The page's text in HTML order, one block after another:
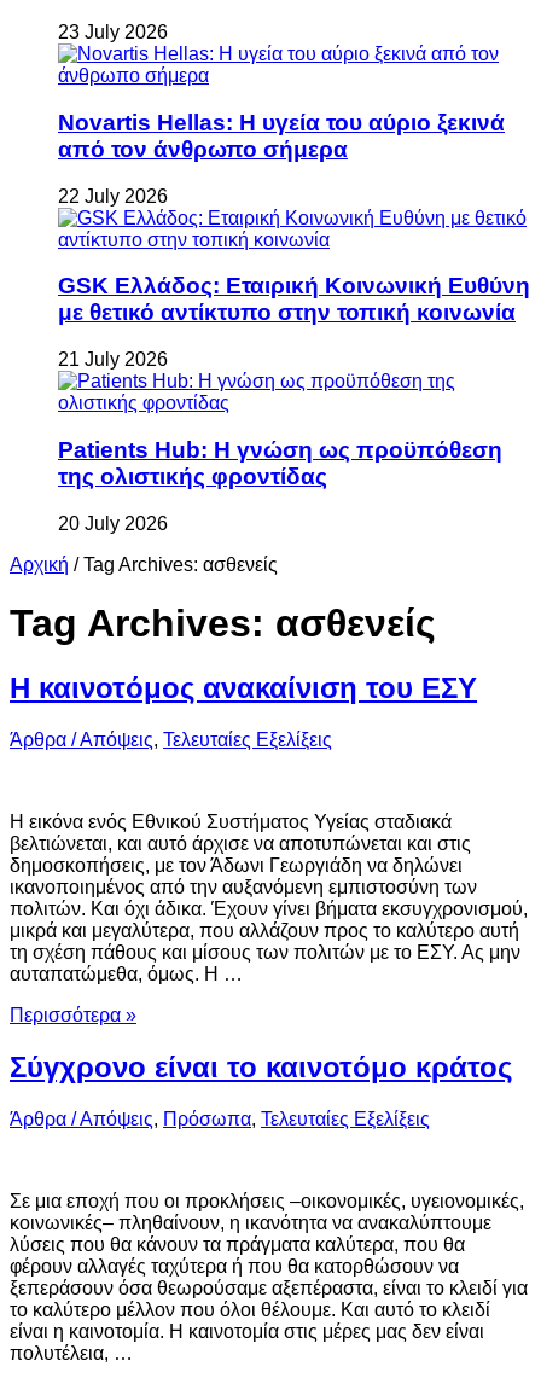
23 July 2026
Novartis Hellas: Η υγεία του αύριο ξεκινά
από τον άνθρωπο σήμερα
22 July 2026
GSK Ελλάδος: Εταιρική Κοινωνική Ευθύνη
με θετικό αντίκτυπο στην τοπική κοινωνία
21 July 2026
Patients Hub: Η γνώση ως προϋπόθεση
της ολιστικής φροντίδας
20 July 2026
Αρχική / Tag Archives: ασθενείς
Tag Archives: ασθενείς
Η καινοτόμος ανακαίνιση του ΕΣΥ
Άρθρα / Απόψεις, Τελευταίες Εξελίξεις
Η εικόνα ενός Εθνικού Συστήματος Υγείας σταδιακά
βελτιώνεται, και αυτό άρχισε να αποτυπώνεται και στις
δημοσκοπήσεις, με τον Άδωνι Γεωργιάδη να δηλώνει
ικανοποιημένος από την αυξανόμενη εμπιστοσύνη των
πολιτών. Και όχι άδικα. Έχουν γίνει βήματα εκσυγχρονισμού,
μικρά και μεγαλύτερα, που αλλάζουν προς το καλύτερο αυτή
τη σχέση πάθους και μίσους των πολιτών με το ΕΣΥ. Ας μην
αυταπατώμεθα, όμως. Η …
Περισσότερα »
Σύγχρονο είναι το καινοτόμο κράτος
Άρθρα / Απόψεις, Πρόσωπα, Τελευταίες Εξελίξεις
Σε μια εποχή που οι προκλήσεις –οικονομικές, υγειονομικές,
κοινωνικές– πληθαίνουν, η ικανότητα να ανακαλύπτουμε
λύσεις που θα κάνουν τα πράγματα καλύτερα, που θα
φέρουν αλλαγές ταχύτερα ή που θα κατορθώσουν να
ξεπεράσουν όσα θεωρούσαμε αξεπέραστα, είναι το κλειδί για
το καλύτερο μέλλον που όλοι θέλουμε. Και αυτό το κλειδί
είναι η καινοτομία. Η καινοτομία στις μέρες μας δεν είναι
πολυτέλεια, …